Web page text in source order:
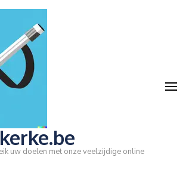
uw doelen met onze veelzijdige online